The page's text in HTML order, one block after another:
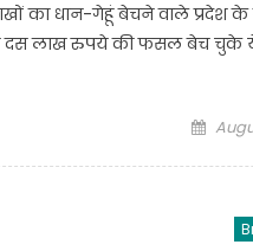
का धान-गेहूं बेचने वाले प्रदेश के
दस लाख रुपये की फसल बेच चुके ये